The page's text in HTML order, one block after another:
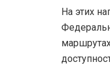
На этих